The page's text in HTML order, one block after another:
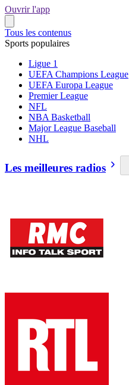
Ouvrir l'app
Tous les contenus
Sports populaires
Ligue 1
UEFA Champions League
UEFA Europa League
Premier League
NFL
NBA Basketball
Major League Baseball
NHL
Les meilleures radios